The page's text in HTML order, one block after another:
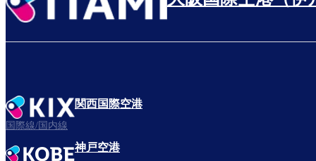
関西国際空港
国際線/国内線
神戸空港